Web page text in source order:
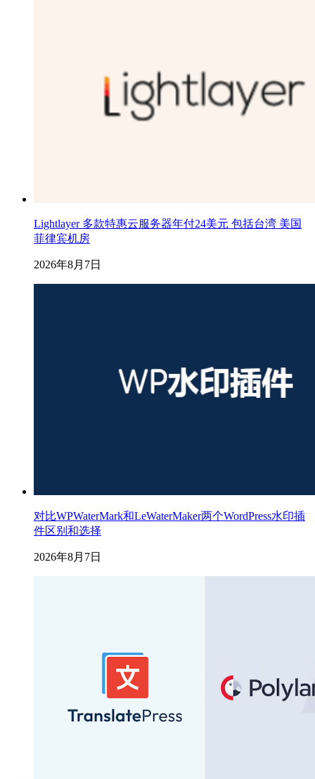
Lightlayer 多款特惠云服务器年付24美元 包括台湾 美国
菲律宾机房
2026年8月7日
对比WPWaterMark和LeWaterMaker两个WordPress水印插
件区别和选择
2026年8月7日